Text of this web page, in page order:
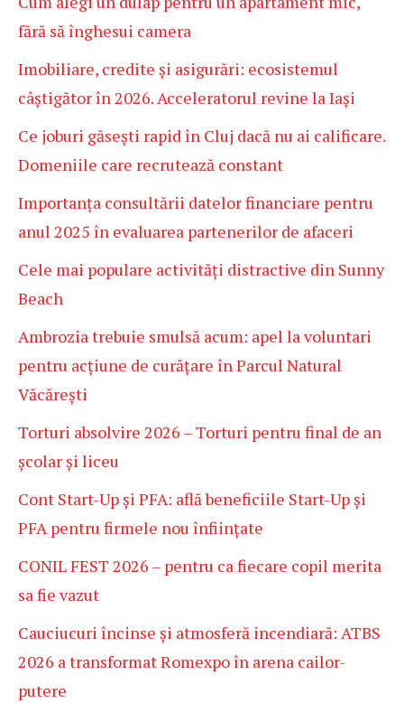
fără să înghesui camera
Imobiliare, credite și asigurări: ecosistemul
câștigător în 2026. Acceleratorul revine la Iași
Ce joburi găsești rapid în Cluj dacă nu ai calificare.
Domeniile care recrutează constant
Importanța consultării datelor financiare pentru
anul 2025 în evaluarea partenerilor de afaceri
Cele mai populare activități distractive din Sunny
Beach
Ambrozia trebuie smulsă acum: apel la voluntari
pentru acțiune de curățare în Parcul Natural
Văcărești
Torturi absolvire 2026 – Torturi pentru final de an
școlar și liceu
Cont Start-Up și PFA: află beneficiile Start-Up și
PFA pentru firmele nou înființate
CONIL FEST 2026 – pentru ca fiecare copil merita
sa fie vazut
Cauciucuri încinse și atmosferă incendiară: ATBS
2026 a transformat Romexpo în arena cailor-
putere